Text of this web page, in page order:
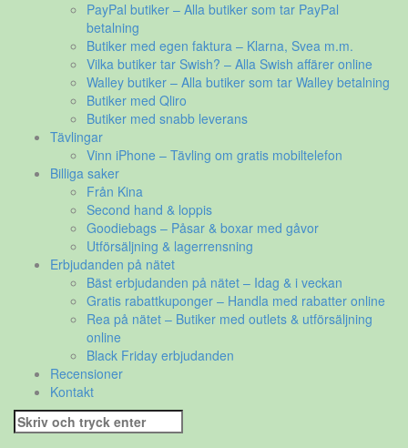
PayPal butiker – Alla butiker som tar PayPal
betalning
Butiker med egen faktura – Klarna, Svea m.m.
Vilka butiker tar Swish? – Alla Swish affärer online
Walley butiker – Alla butiker som tar Walley betalning
Butiker med Qliro
Butiker med snabb leverans
Tävlingar
Vinn iPhone – Tävling om gratis mobiltelefon
Billiga saker
Från Kina
Second hand & loppis
Goodiebags – Påsar & boxar med gåvor
Utförsäljning & lagerrensning
Erbjudanden på nätet
Bäst erbjudanden på nätet – Idag & i veckan
Gratis rabattkuponger – Handla med rabatter online
Rea på nätet – Butiker med outlets & utförsäljning
online
Black Friday erbjudanden
Recensioner
Kontakt
Sök
efter: